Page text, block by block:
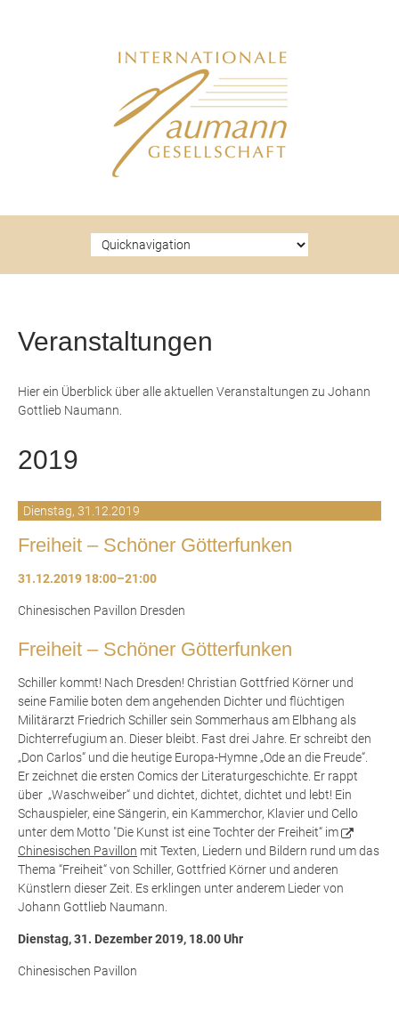
Veranstaltungen
Hier ein Überblick über alle aktuellen Veranstaltungen zu Johann
Gottlieb Naumann.
2019
Dienstag, 31.12.2019
Freiheit – Schöner Götterfunken
31.12.2019 18:00–21:00
Chinesischen Pavillon Dresden
Freiheit – Schöner Götterfunken
Schiller kommt! Nach Dresden! Christian Gottfried Körner und
seine Familie boten dem angehenden Dichter und flüchtigen
Militärarzt Friedrich Schiller sein Sommerhaus am Elbhang als
Dichterrefugium an. Dieser bleibt. Fast drei Jahre. Er schreibt den
„Don Carlos“ und die heutige Europa-Hymne „Ode an die Freude“.
Er zeichnet die ersten Comics der Literaturgeschichte. Er rappt
über „Waschweiber“ und dichtet, dichtet, dichtet und lebt! Ein
Schauspieler, eine Sängerin, ein Kammerchor, Klavier und Cello
unter dem Motto "Die Kunst ist eine Tochter der Freiheit“ im
Chinesischen Pavillon mit Texten, Liedern und Bildern rund um das
Thema “Freiheit“ von Schiller, Gottfried Körner und anderen
Künstlern dieser Zeit. Es erklingen unter anderem Lieder von
Johann Gottlieb Naumann.
Dienstag, 31. Dezember 2019, 18.00 Uhr
Chinesischen Pavillon